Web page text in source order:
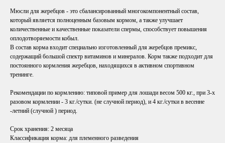
Мюсли для жеребцов - это сбалансированный многокомпонентный состав,
который является полноценным базовым кормом, а также улучшает
количественные и качественные показатели спермы, способствует повышения
оплодотворяемости кобыл.
В состав корма входит специально изготовленный для жеребцов премикс,
содержащий большой спектр витаминов и минералов. Корм также подходит для
постоянного кормления жеребцов, находящихся в активном спортивном
тренинге.
Рекомендации по кормлению: типовой пример для лошади весом 500 кг., при 3-х
разовом кормлении - 3 кг./сутки. (не случной период), и 4 кг./сутки в весенне
-летний (случной ) период.
Срок хранения: 2 месяца
Классификация корма: для племенного разведения